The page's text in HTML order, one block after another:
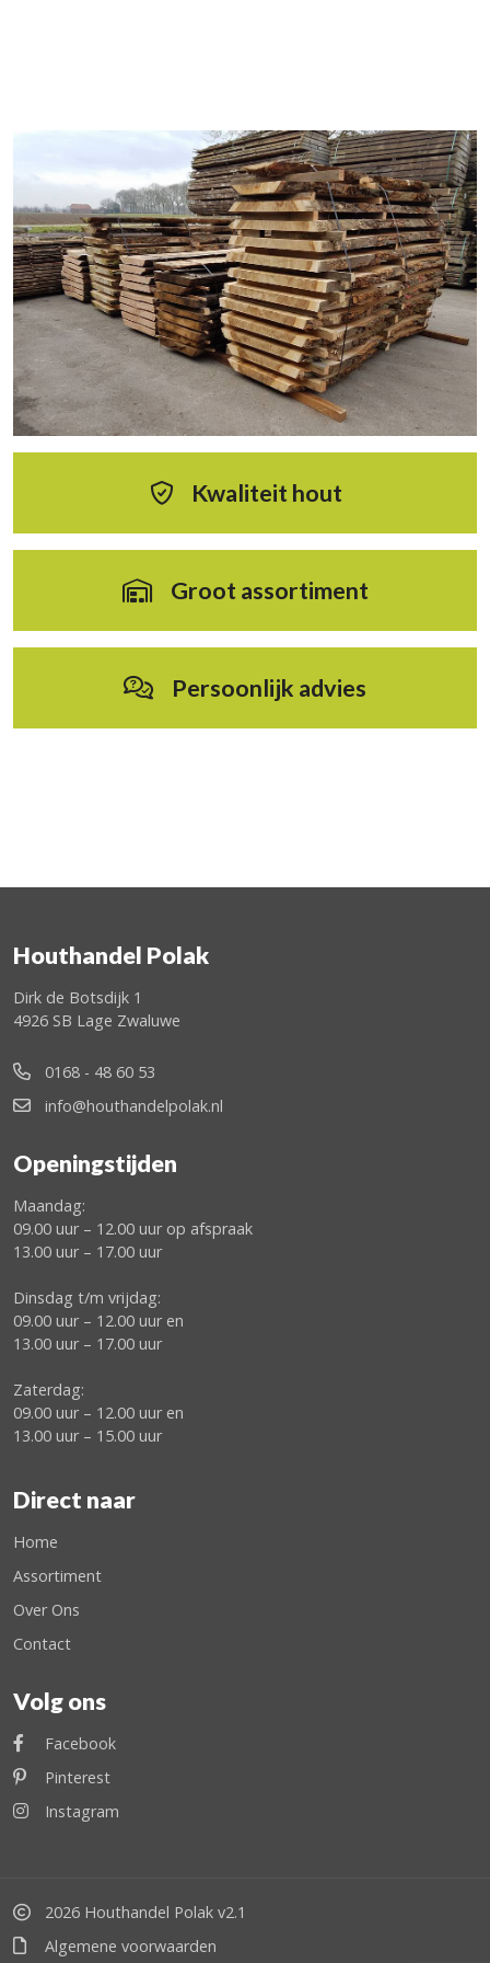
Kwaliteit hout
Groot assortiment
Persoonlijk advies
Houthandel Polak
Dirk de Botsdijk 1
4926 SB Lage Zwaluwe
0168 - 48 60 53
info@houthandelpolak.nl
Openingstijden
Maandag:
09.00 uur – 12.00 uur op afspraak
13.00 uur – 17.00 uur
Dinsdag t/m vrijdag:
09.00 uur – 12.00 uur en
13.00 uur – 17.00 uur
Zaterdag:
09.00 uur – 12.00 uur en
13.00 uur – 15.00 uur
Direct naar
Home
Assortiment
Over Ons
Contact
Volg ons
Facebook
Pinterest
Instagram
2026 Houthandel Polak v2.1
Algemene voorwaarden